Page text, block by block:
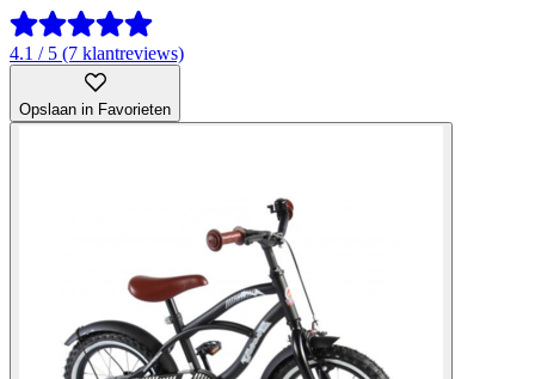
4.1 / 5 (7 klantreviews)
Opslaan in Favorieten